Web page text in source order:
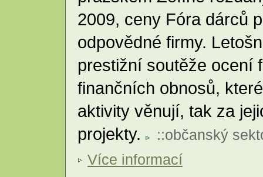
2009, ceny Fóra dárců
odpovědné firmy.
prestižní soutěže ocení
finančních obnosů,
aktivity věnují, tak za
projekty.
::občanský
Více informací